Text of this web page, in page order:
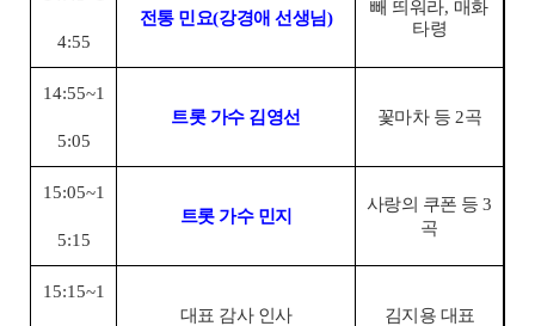
4:55
전통 민요(강경애 선생님)
빼 띄워라, 매화
타령
14:55~1
5:05
트롯 가수 김영선 꽃마차 등 2곡
15:05~1
5:15
트롯 가수 민지
사랑의 쿠폰 등3
곡
15:15~1
대표 감사 인사 김지용 대표